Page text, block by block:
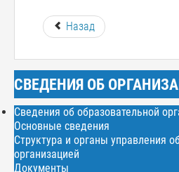
Назад
СВЕДЕНИЯ ОБ
Сведения об образовательной
Основные сведения
Структура и органы управления
организацией
Документы